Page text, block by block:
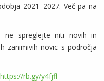
2021–2027. Več pa na
ne spreglejte niti novih in
zanimivih novic s področja
https://rb.gy/y4fjfl